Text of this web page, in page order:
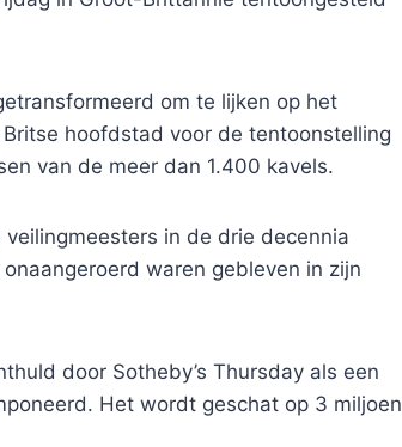
om te lijken op het
hoofdstad voor de tentoonstelling
van de meer dan 1.400 kavels.
in de drie decennia
waren gebleven in zijn
door Sotheby’s Thursday als een
Het wordt geschat op 3 miljoen